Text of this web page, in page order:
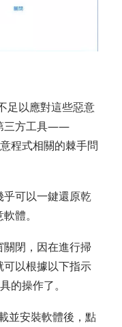
足以應對這些惡意
三方工具——
程式相關的棘手問
可以一鍵還原乾
體。
閉，因在進行掃
以根據以下指示
的操作了。
並安裝軟體後，點